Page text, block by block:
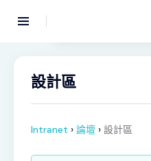
設計區
Intranet › 論壇 › 設計區